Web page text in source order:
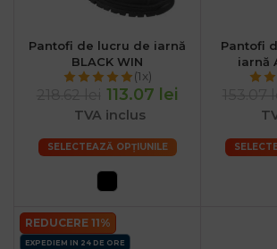
Pantofi de lucru de iarnă
BLACK WIN
(1x)
113.07 lei
TVA inclus
SELECTEAZĂ OPȚIUNILE
Pantofi
iarnă
REDUCERE 11%
EXPEDIEM IN 24 DE ORE